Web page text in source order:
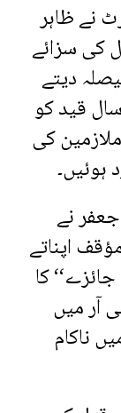
نے ظاہر
کی سزائے
دیتے
ہوئے ریپ کے الزام میں دی گئی 25 سال قید کو
کی
ہوئیں۔
نے
اپناتے
کا
آر میں
ناکام